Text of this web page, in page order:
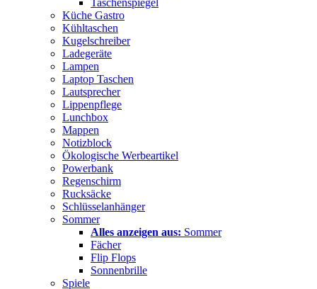
Taschenspiegel
Küche Gastro
Kühltaschen
Kugelschreiber
Ladegeräte
Lampen
Laptop Taschen
Lautsprecher
Lippenpflege
Lunchbox
Mappen
Notizblock
Ökologische Werbeartikel
Powerbank
Regenschirm
Rucksäcke
Schlüsselanhänger
Sommer
Alles anzeigen aus: Sommer
Fächer
Flip Flops
Sonnenbrille
Spiele